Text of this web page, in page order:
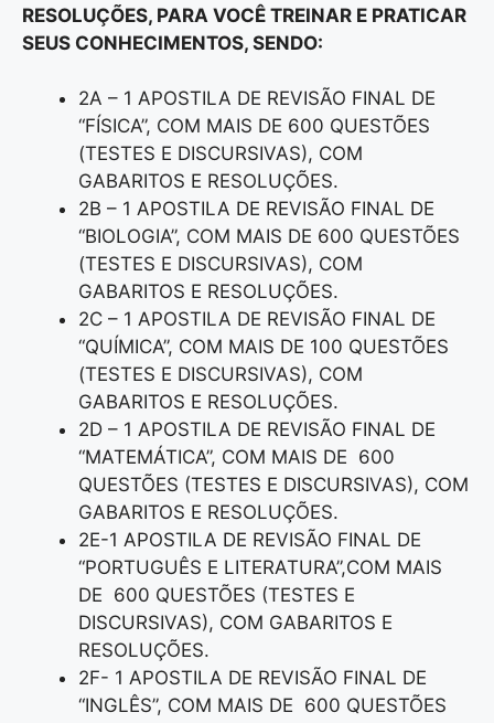
RESOLUÇÕES, PARA VOCÊ TREINAR E PRATICAR
SEUS CONHECIMENTOS, SENDO:
2A – 1 APOSTILA DE REVISÃO FINAL DE
“FÍSICA”, COM MAIS DE 600 QUESTÕES
(TESTES E DISCURSIVAS), COM
GABARITOS E RESOLUÇÕES.
2B – 1 APOSTILA DE REVISÃO FINAL DE
“BIOLOGIA”, COM MAIS DE 600 QUESTÕES
(TESTES E DISCURSIVAS), COM
GABARITOS E RESOLUÇÕES.
2C – 1 APOSTILA DE REVISÃO FINAL DE
“QUÍMICA”, COM MAIS DE 100 QUESTÕES
(TESTES E DISCURSIVAS), COM
GABARITOS E RESOLUÇÕES.
2D – 1 APOSTILA DE REVISÃO FINAL DE
“MATEMÁTICA”, COM MAIS DE 600
QUESTÕES (TESTES E DISCURSIVAS), COM
GABARITOS E RESOLUÇÕES.
2E-1 APOSTILA DE REVISÃO FINAL DE
“PORTUGUÊS E LITERATURA”,COM MAIS
DE 600 QUESTÕES (TESTES E
DISCURSIVAS), COM GABARITOS E
RESOLUÇÕES.
2F- 1 APOSTILA DE REVISÃO FINAL DE
“INGLÊS”, COM MAIS DE 600 QUESTÕES